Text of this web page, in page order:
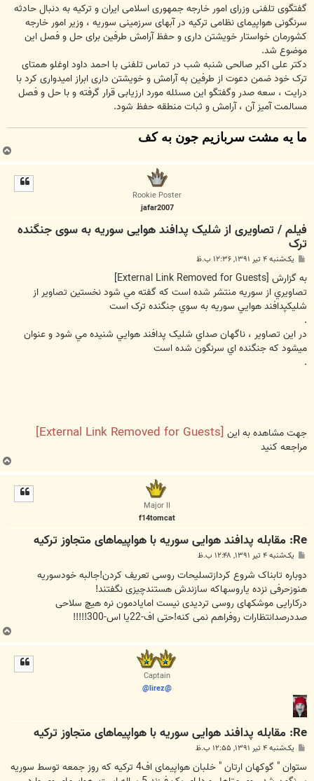
گفتگوی تلفنی وزرای امور خارجه جمهوری اسلامی ایران و ترکیه به دنبال حادثه
سرنگونی هواپیمای نظامی ترکیه در آبهای سرزمینی سوریه ، وزیر امور خارجه
کشورمان خواستار خویشتن داری و حفظ آرامش طرفین برای حل و فصل این
موضوع شد.
دکتر علی اکبر صالحی شنبه شب در تماس تلفنی با احمد داود اوغلو همتای
ترک خود ضمن دعوت از طرفین به آرامش و خویشتن داری ابراز امیدواری کرد با
درایت ، سعه صدر وگفتگو این مسئله مورد ارزیابی قرار گرفته و با حل و فصل
مسالمت آمیز آن ، آرامش و ثبات منطقه حفظ شود.
ما یه مشت سربازیم جون به کف
ب
ا
Rookie Poster
jafar2007
فیلم / تصاویری از شلیک پدافند هوایی سوریه به سوی جنگنده
ترک
پ
ت
یک‌شنبه ۴ تیر ۱۳۹۱, ۱۲:۳۶ ب.ظ
به گزارش
تصاويري از سوريه منتشر شده است که گفته مي شود نخستين تصاوير از
شليکپدافند هوايي سوريه به سوي جنگنده ترک است
در اين تصاوير ، ناگهان صداي شليک پدافند هوايي شنيده مي شود و عنوان
ميشود که جنگنده اي سرنگون شده است
جهت مشاهده به اين
مراجعه كنيد
ب
ا
Major II
f14tomcat
Re: مقابله پدافند هوایی سوریه با هواپیما‌های متجاوز ترکیه
پ
ت
یک‌شنبه ۴ تیر ۱۳۹۱, ۱۲:۴۸ ب.ظ
دوباره تابناک شروع کردازتسلیحات روسی تعریف کردن!جالبه خودسوریه
هنوزحرفی نزده یاروسهاکه سازندش هستندچیزی نگفتند!
درکارایی موشکهای روسی تردیدی نیست امایادمون نره هیچ سلاحی
صددرصدانتظارات روفراهم نمی کنه!حتی اف-22یا اس-300!!!!!
ب
ا
Captain
@lirez@
Re: مقابله پدافند هوایی سوریه با هواپیما‌های متجاوز ترکیه
پ
ت
یک‌شنبه ۴ تیر ۱۳۹۱, ۱۲:۵۵ ب.ظ
ستوان " گوکهان ارتان " خلبان هواپیمای اف4 ترکیه که روز جمعه توسط سوریه